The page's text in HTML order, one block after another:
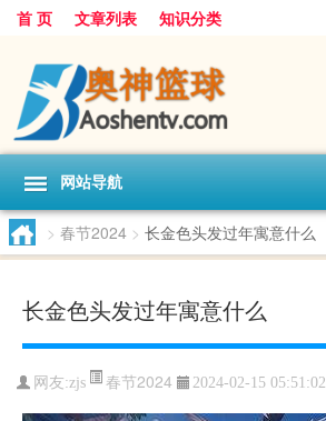
首 页 文章列表 知识分类
网站导航
> 春节2024 > 长金色头发过年寓意什么
长金色头发过年寓意什么
网友:zjs 春节2024 2024-02-15 05:51:02